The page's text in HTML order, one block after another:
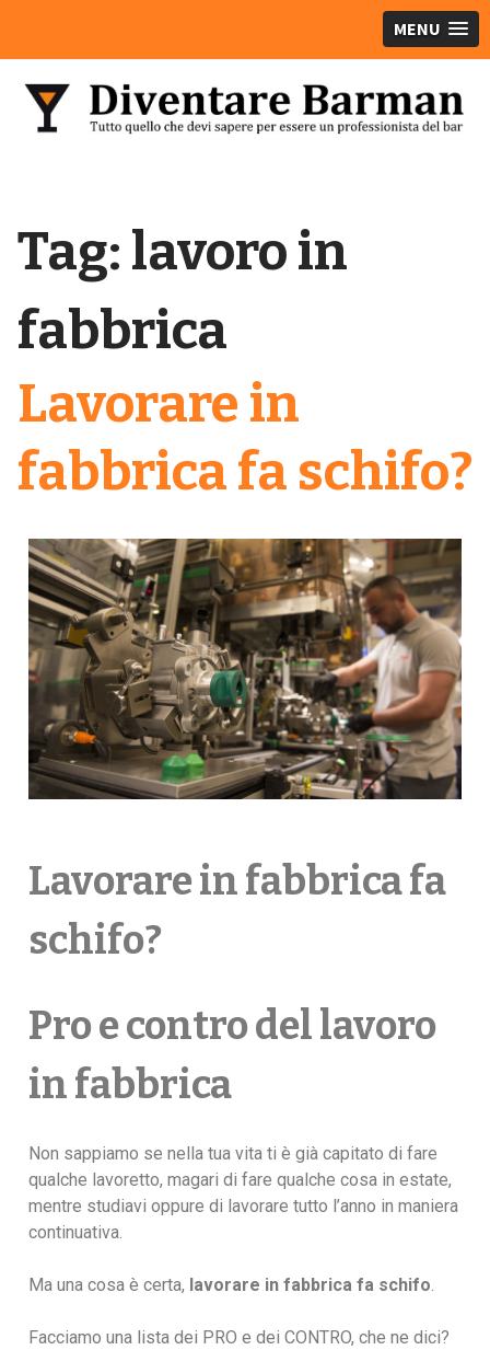
MENU
Tag: lavoro in
fabbrica
Lavorare in
fabbrica fa schifo?
Lavorare in fabbrica fa
schifo?
Pro e contro del lavoro
in fabbrica
Non sappiamo se nella tua vita ti è già capitato di fare
qualche lavoretto, magari di fare qualche cosa in estate,
mentre studiavi oppure di lavorare tutto l’anno in maniera
continuativa.
Ma una cosa è certa, lavorare in fabbrica fa schifo.
Facciamo una lista dei PRO e dei CONTRO, che ne dici?